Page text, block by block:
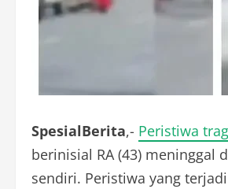
SpesialBerita,- Peristiwa
berinisial RA (43) meninggal
sendiri. Peristiwa yang